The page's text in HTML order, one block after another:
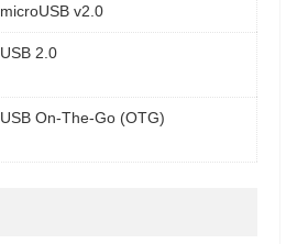
microUSB v2.0
USB 2.0
USB On-The-Go (OTG)